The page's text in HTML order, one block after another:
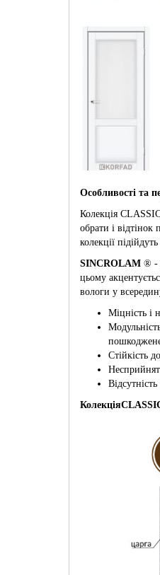
Особливості та
Колекція
обрати і відтінок
колекції
SINCROLAM ® -
цьому
вологи у
Міцність і
Стійкість
Колекція